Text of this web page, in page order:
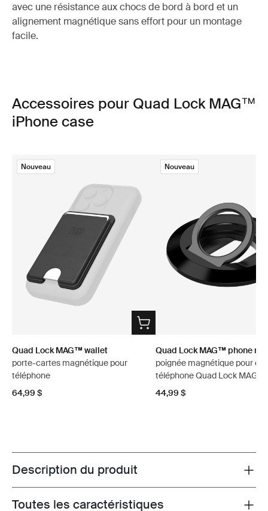
avec une résistance aux chocs de bord à bord et un
alignement magnétique sans effort pour un montage
facile.
Accessoires pour Quad Lock MAG™
iPhone case
Nouveau
Quad Lock MAG™ wallet
porte-cartes magnétique pour
téléphone
64,99 $
Nouveau
Quad Lock MAG™ phone
poignée magnétique pour
téléphone Quad Lock MAG™
44,99 $
Toggle overview
Description du produit
Toggle features
Toutes les caractéristiques